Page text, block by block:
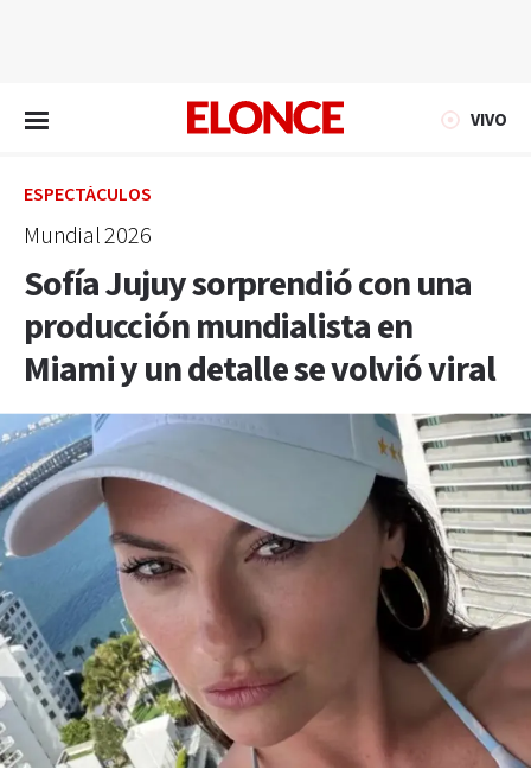
VIVO
ESPECTÁCULOS
Mundial 2026
Sofía Jujuy sorprendió con una
producción mundialista en
Miami y un detalle se volvió viral